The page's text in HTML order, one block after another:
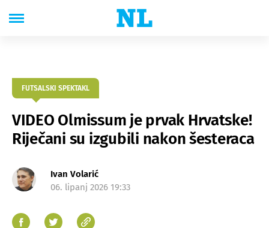
FUTSALSKI SPEKTAKL
VIDEO Olmissum je prvak Hrvatske!
Riječani su izgubili nakon šesteraca
Ivan Volarić
06. lipanj 2026 19:33